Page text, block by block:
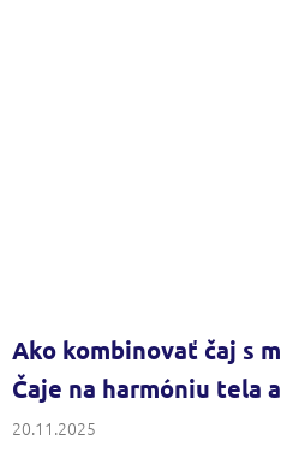
Ako kombinovať čaj s
Čaje na harmóniu tela
20.11.2025